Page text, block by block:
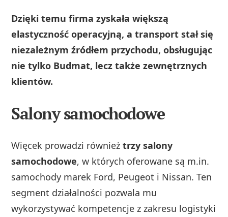
Dzięki temu firma zyskała większą
elastyczność operacyjną, a transport stał się
niezależnym źródłem przychodu, obsługując
nie tylko Budmat, lecz także zewnętrznych
klientów.
Salony samochodowe
Więcek prowadzi równieżtrzy salony
samochodowe, w których oferowane są m.in.
samochody marek Ford, Peugeot i Nissan. Ten
segment działalności pozwala mu
wykorzystywać kompetencje z zakresu logistyki